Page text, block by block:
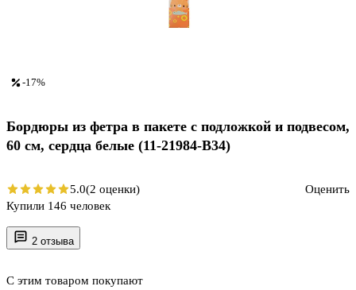
2 отзыва
С этим товаром покупают
-17%
Бордюры из фетра в пакете с подложкой и подвесом,
60 см, сердца белые (11-21984-B34)
5.0(2 оценки)
Оценить
Купили 146 человек